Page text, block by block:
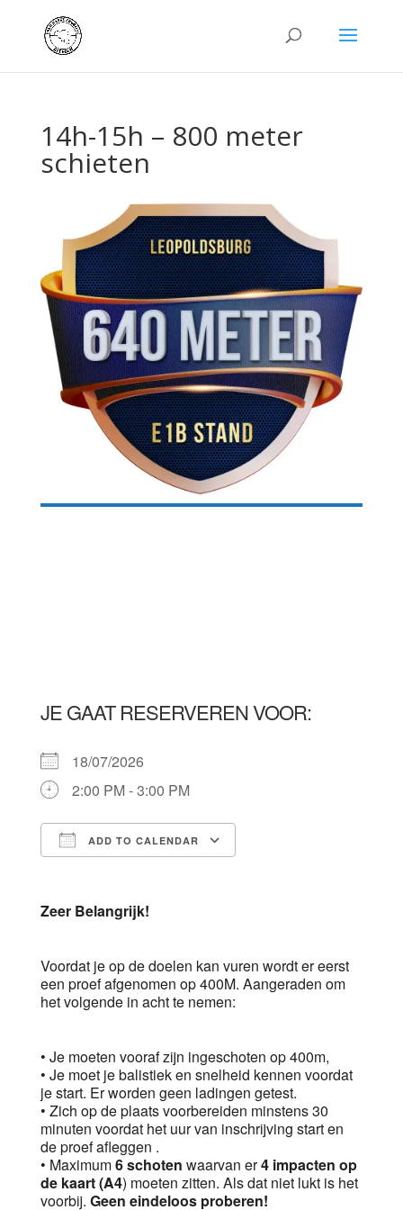
14h-15h – 800 meter
schieten
JE GAAT RESERVEREN VOOR:
18/07/2026
2:00 PM - 3:00 PM
ADD TO CALENDAR
Zeer Belangrijk!
Voordat je op de doelen kan vuren wordt er eerst
een proef afgenomen op 400M. Aangeraden om
het volgende in acht te nemen:
• Je moeten vooraf zijn ingeschoten op 400m,
• Je moet je balistiek en snelheid kennen voordat
je start. Er worden geen ladingen getest.
• Zich op de plaats voorbereiden minstens 30
minuten voordat het uur van inschrijving start en
de proef afleggen .
• Maximum6 schoten waarvan er4 impacten op
de kaart (A4) moeten zitten. Als dat niet lukt is het
voorbij. Geen eindeloos proberen!